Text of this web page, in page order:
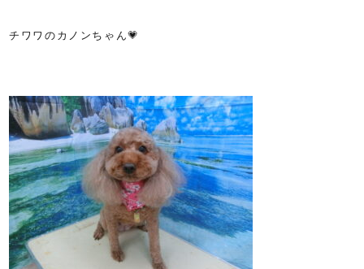
チワワのカノンちゃん💗